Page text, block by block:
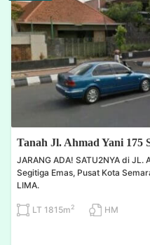
Tanah Jl. Ahmad Yani 175
JARANG ADA! SATU2NYA di
Segitiga Emas, Pusat Kota
LIMA.
LT 1815m2 HM